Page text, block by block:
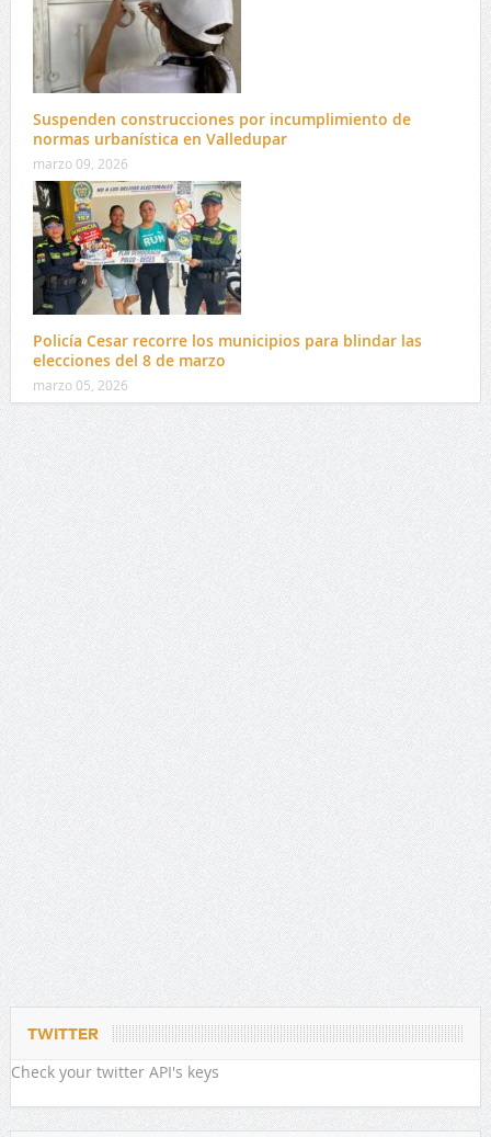
Suspenden construcciones por incumplimiento de
normas urbanística en Valledupar
marzo 09, 2026
Policía Cesar recorre los municipios para blindar las
elecciones del 8 de marzo
marzo 05, 2026
TWITTER
Check your twitter API's keys